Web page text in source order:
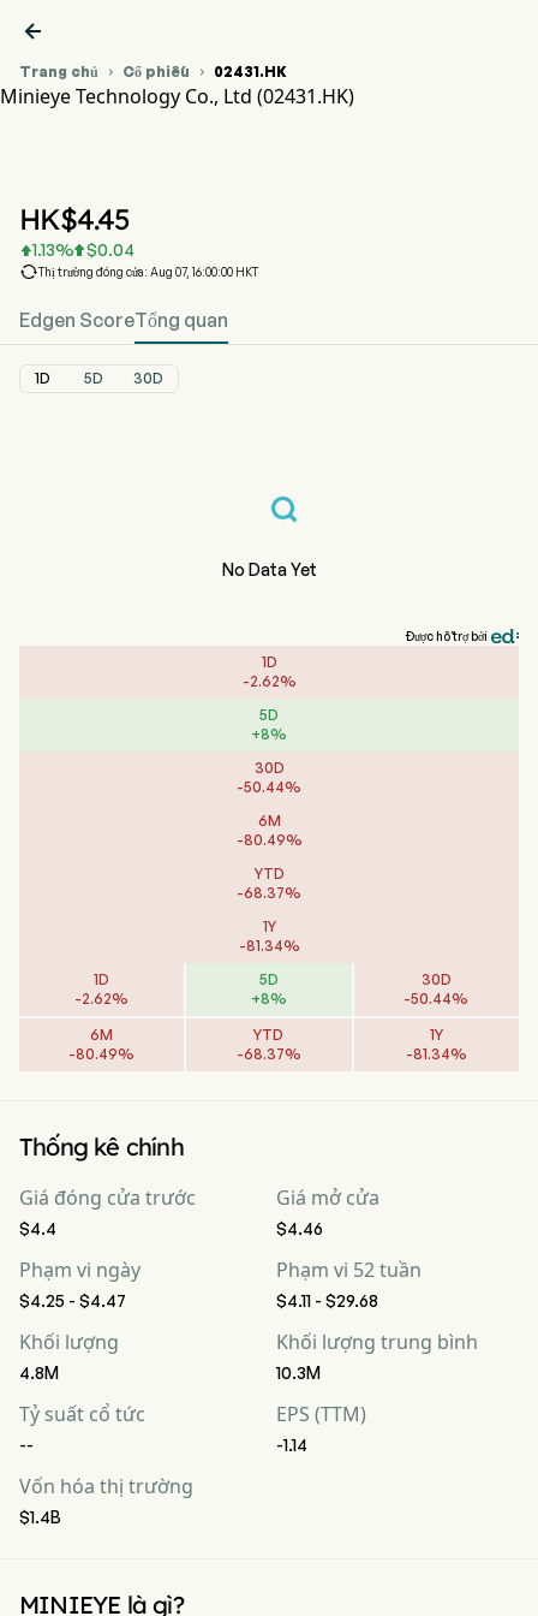

Trang chủ  Cổ phiếu  02431.HK
Minieye Technology Co., Ltd (02431.HK)
HK$4.45
1.13% $0.04
Thị trường đóng cửa: Aug 07, 16:00:00 HKT
Edgen ScoreTổng quan
1D 5D 30D
No Data Yet
Được hỗ trợ bởi
1D
-2.62%
5D
+8%
30D
-50.44%
6M
-80.49%
YTD
-68.37%
1Y
-81.34%
1D
-2.62%
5D
+8%
30D
-50.44%
6M
-80.49%
YTD
-68.37%
1Y
-81.34%
Thống kê chính
Giá đóng cửa trước
$4.4
Giá mở cửa
$4.46
Phạm vi ngày
$4.25 - $4.47
Phạm vi 52 tuần
$4.11 - $29.68
Khối lượng
4.8M
Khối lượng trung bình
10.3M
Tỷ suất cổ tức
--
EPS (TTM)
-1.14
Vốn hóa thị trường
$1.4B
MINIEYE là gì?